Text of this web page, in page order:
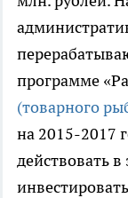
программе
(товарного
на 2015-2017
действовать